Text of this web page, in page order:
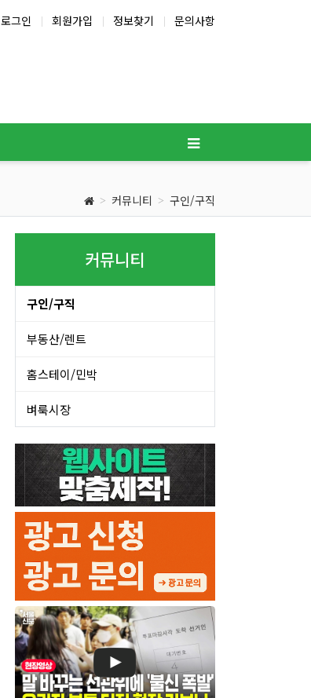
로그인 회원가입 정보찾기 문의사항
커뮤니티 구인/구직
커뮤니티
구인/구직
부동산/렌트
홈스테이/민박
벼룩시장